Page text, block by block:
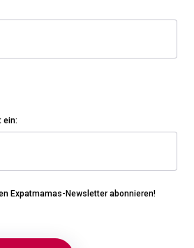
ein:
Expatmamas-Newsletter abonnieren!